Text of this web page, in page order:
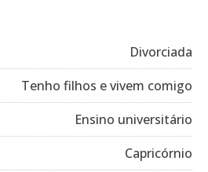
Divorciada
Tenho filhos e vivem comigo
Ensino universitário
Capricórnio